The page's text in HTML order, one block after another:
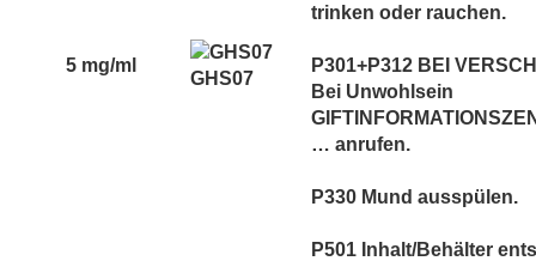
5 mg/ml
GHS07
trinken oder rauchen.
P301+P312 BEI
Bei Unwohlsein
… anrufen.
P330 Mund ausspülen.
P501 Inhalt/Behälter